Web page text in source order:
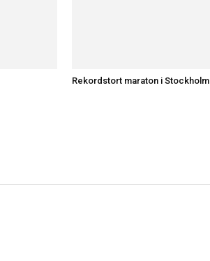
Rekordstort maraton i Stockholm